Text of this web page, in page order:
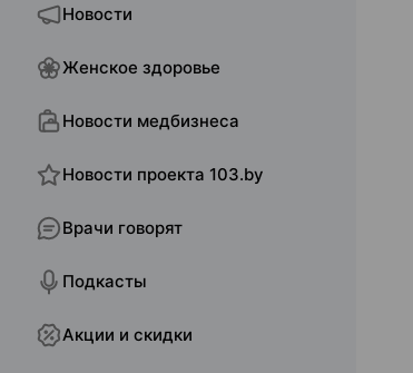
Новости
Женское здоровье
Новости медбизнеса
Новости проекта 103.by
Врачи говорят
Подкасты
Акции и скидки